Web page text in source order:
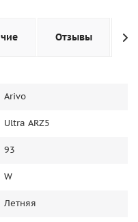
Отзывы
Arivo
Ultra ARZ5
93
W
Летняя